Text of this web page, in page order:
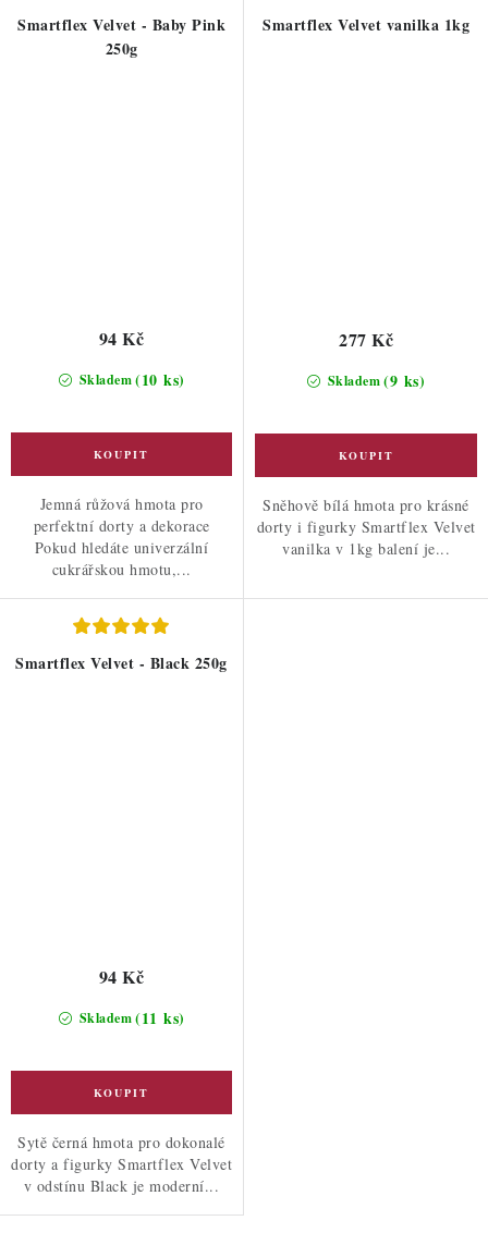
Smartflex Velvet - Baby Pink
250g
Skladem(10 ks)
94 Kč
Jemná růžová hmota pro
perfektní dorty a dekorace
Pokud hledáte univerzální
cukrářskou hmotu,...
Smartflex Velvet vanilka 1kg
Skladem(9 ks)
277 Kč
Sněhově bílá hmota pro krásné
dorty i figurky Smartflex Velvet
vanilka v 1kg balení je...
Smartflex Velvet - Black 250g
Skladem(11 ks)
94 Kč
Sytě černá hmota pro dokonalé
dorty a figurky Smartflex Velvet
v odstínu Black je moderní...